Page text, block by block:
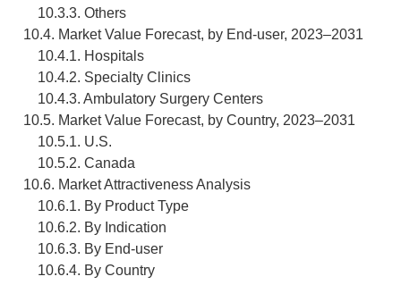
10.3.3. Others
10.4. Market Value Forecast, by End-user, 2023–2031
10.4.1. Hospitals
10.4.2. Specialty Clinics
10.4.3. Ambulatory Surgery Centers
10.5. Market Value Forecast, by Country, 2023–2031
10.5.1. U.S.
10.5.2. Canada
10.6. Market Attractiveness Analysis
10.6.1. By Product Type
10.6.2. By Indication
10.6.3. By End-user
10.6.4. By Country